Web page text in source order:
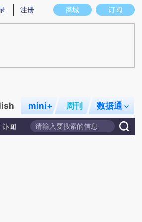
意图存在偏差。不代表财新观点和立场。推荐点击
商城 订阅
注册
mini+ 周刊 数据通
讣闻